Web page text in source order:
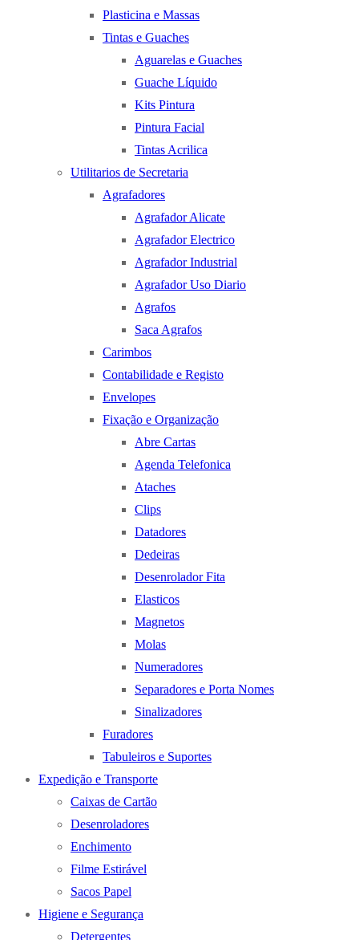
Plasticina e Massas
Tintas e Guaches
Aguarelas e Guaches
Guache Líquido
Kits Pintura
Pintura Facial
Tintas Acrilica
Utilitarios de Secretaria
Agrafadores
Agrafador Alicate
Agrafador Electrico
Agrafador Industrial
Agrafador Uso Diario
Agrafos
Saca Agrafos
Carimbos
Contabilidade e Registo
Envelopes
Fixação e Organização
Abre Cartas
Agenda Telefonica
Ataches
Clips
Datadores
Dedeiras
Desenrolador Fita
Elasticos
Magnetos
Molas
Numeradores
Separadores e Porta Nomes
Sinalizadores
Furadores
Tabuleiros e Suportes
Expedição e Transporte
Caixas de Cartão
Desenroladores
Enchimento
Filme Estirável
Sacos Papel
Higiene e Segurança
Detergentes